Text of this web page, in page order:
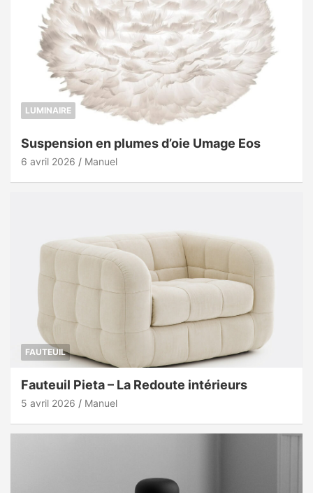
LUMINAIRE
Suspension en plumes d’oie Umage Eos
6 avril 2026 Manuel
FAUTEUIL
Fauteuil Pieta – La Redoute intérieurs
5 avril 2026 Manuel